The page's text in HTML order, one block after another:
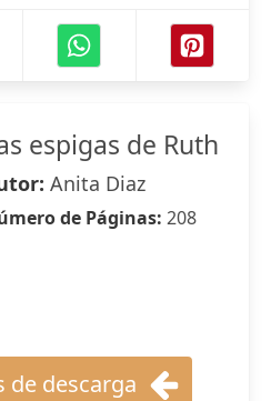
espigas de Ruth
Anita Diaz
de Páginas: 208
de descarga